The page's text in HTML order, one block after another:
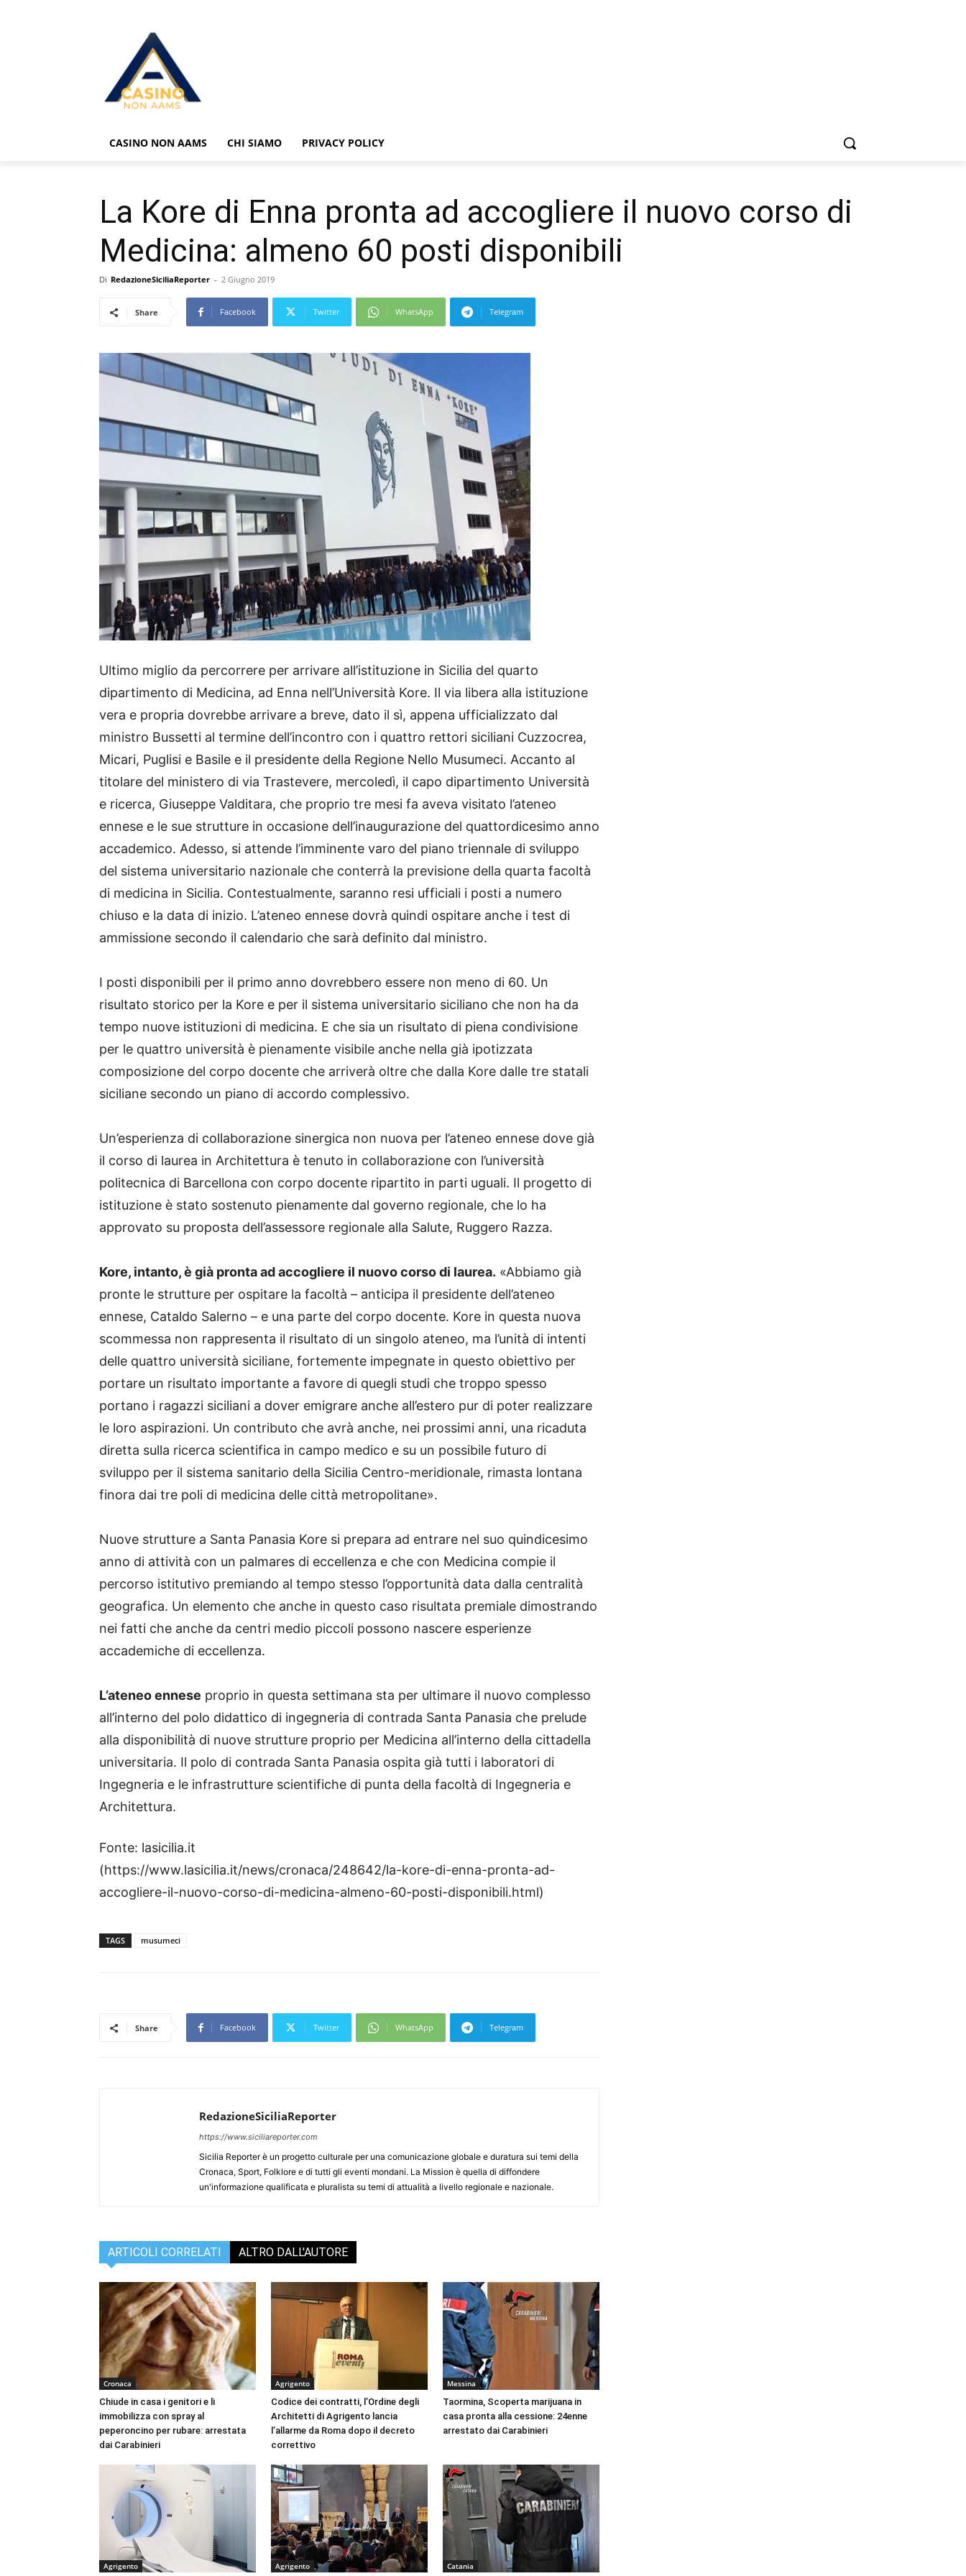
CASINO NON AAMS CHI SIAMO PRIVACY POLICY
La Kore di Enna pronta ad accogliere il nuovo corso di
Medicina: almeno 60 posti disponibili
Di RedazioneSiciliaReporter - 2 Giugno 2019
Share Facebook Twitter WhatsApp Telegram
Ultimo miglio da percorrere per arrivare all’istituzione in Sicilia del quarto
dipartimento di Medicina, ad Enna nell’Università Kore. Il via libera alla istituzione
vera e propria dovrebbe arrivare a breve, dato il sì, appena ufficializzato dal
ministro Bussetti al termine dell’incontro con i quattro rettori siciliani Cuzzocrea,
Micari, Puglisi e Basile e il presidente della Regione Nello Musumeci. Accanto al
titolare del ministero di via Trastevere, mercoledì, il capo dipartimento Università
e ricerca, Giuseppe Valditara, che proprio tre mesi fa aveva visitato l’ateneo
ennese e le sue strutture in occasione dell’inaugurazione del quattordicesimo anno
accademico. Adesso, si attende l’imminente varo del piano triennale di sviluppo
del sistema universitario nazionale che conterrà la previsione della quarta facoltà
di medicina in Sicilia. Contestualmente, saranno resi ufficiali i posti a numero
chiuso e la data di inizio. L’ateneo ennese dovrà quindi ospitare anche i test di
ammissione secondo il calendario che sarà definito dal ministro.
I posti disponibili per il primo anno dovrebbero essere non meno di 60. Un
risultato storico per la Kore e per il sistema universitario siciliano che non ha da
tempo nuove istituzioni di medicina. E che sia un risultato di piena condivisione
per le quattro università è pienamente visibile anche nella già ipotizzata
composizione del corpo docente che arriverà oltre che dalla Kore dalle tre statali
siciliane secondo un piano di accordo complessivo.
Un’esperienza di collaborazione sinergica non nuova per l’ateneo ennese dove già
il corso di laurea in Architettura è tenuto in collaborazione con l’università
politecnica di Barcellona con corpo docente ripartito in parti uguali. Il progetto di
istituzione è stato sostenuto pienamente dal governo regionale, che lo ha
approvato su proposta dell’assessore regionale alla Salute, Ruggero Razza.
Kore, intanto, è già pronta ad accogliere il nuovo corso di laurea. «Abbiamo già
pronte le strutture per ospitare la facoltà – anticipa il presidente dell’ateneo
ennese, Cataldo Salerno – e una parte del corpo docente. Kore in questa nuova
scommessa non rappresenta il risultato di un singolo ateneo, ma l’unità di intenti
delle quattro università siciliane, fortemente impegnate in questo obiettivo per
portare un risultato importante a favore di quegli studi che troppo spesso
portano i ragazzi siciliani a dover emigrare anche all’estero pur di poter realizzare
le loro aspirazioni. Un contributo che avrà anche, nei prossimi anni, una ricaduta
diretta sulla ricerca scientifica in campo medico e su un possibile futuro di
sviluppo per il sistema sanitario della Sicilia Centro-meridionale, rimasta lontana
finora dai tre poli di medicina delle città metropolitane».
Nuove strutture a Santa Panasia Kore si prepara ad entrare nel suo quindicesimo
anno di attività con un palmares di eccellenza e che con Medicina compie il
percorso istitutivo premiando al tempo stesso l’opportunità data dalla centralità
geografica. Un elemento che anche in questo caso risultata premiale dimostrando
nei fatti che anche da centri medio piccoli possono nascere esperienze
accademiche di eccellenza.
L’ateneo ennese proprio in questa settimana sta per ultimare il nuovo complesso
all’interno del polo didattico di ingegneria di contrada Santa Panasia che prelude
alla disponibilità di nuove strutture proprio per Medicina all’interno della cittadella
universitaria. Il polo di contrada Santa Panasia ospita già tutti i laboratori di
Ingegneria e le infrastrutture scientifiche di punta della facoltà di Ingegneria e
Architettura.
Fonte: lasicilia.it
(https://www.lasicilia.it/news/cronaca/248642/la-kore-di-enna-pronta-ad-
accogliere-il-nuovo-corso-di-medicina-almeno-60-posti-disponibili.html)
TAGS musumeci
Share Facebook Twitter WhatsApp Telegram
RedazioneSiciliaReporter
https://www.siciliareporter.com
Sicilia Reporter è un progetto culturale per una comunicazione globale e duratura sui temi della
Cronaca, Sport, Folklore e di tutti gli eventi mondani. La Mission è quella di diffondere
un'informazione qualificata e pluralista su temi di attualità a livello regionale e nazionale.
ARTICOLI CORRELATI ALTRO DALL'AUTORE
Cronaca
Chiude in casa i genitori e li
immobilizza con spray al
peperoncino per rubare: arrestata
dai Carabinieri
Agrigento
Codice dei contratti, l’Ordine degli
Architetti di Agrigento lancia
l’allarme da Roma dopo il decreto
correttivo
Messina
Taormina, Scoperta marijuana in
casa pronta alla cessione: 24enne
arrestato dai Carabinieri
Agrigento Agrigento Catania